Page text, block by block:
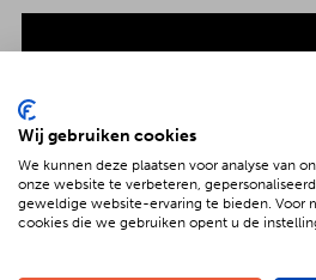
Lekker én goed.
Wij gebruiken cookies
We kunnen deze plaatsen voor analyse van
onze website te verbeteren,
geweldige website-ervaring te bieden. Voor
cookies die we gebruiken opent u de